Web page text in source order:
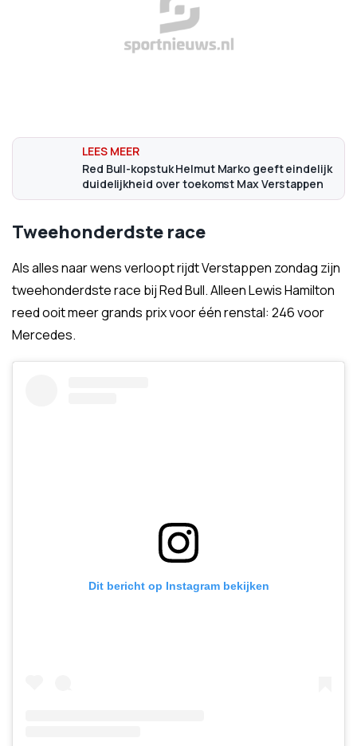
Red Bull-kopstuk Helmut Marko geeft eindelijk
duidelijkheid over toekomst Max Verstappen
Tweehonderdste race
Als alles naar wens verloopt rijdt Verstappen zondag zijn
tweehonderdste race bij Red Bull. Alleen Lewis Hamilton
reed ooit meer grands prix voor één renstal: 246 voor
Mercedes.
Dit bericht op Instagram bekijken